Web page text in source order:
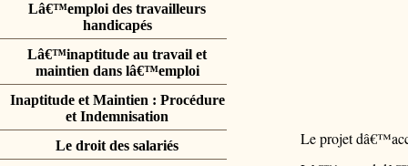
Lâ€™emploi des travailleurs
handicapés
Lâ€™inaptitude au travail et
maintien dans lâ€™emploi
Inaptitude et Maintien : Procédure
et Indemnisation
Le droit des salariés
Le projet